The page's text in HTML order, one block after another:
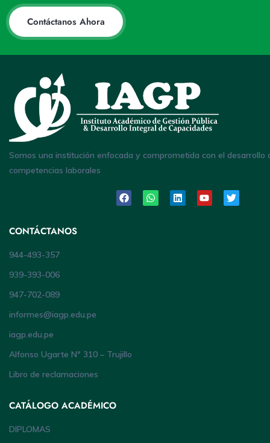
Contáctanos Ahora
Somos una institución enfocada y comprometida con el desarrollo
competencias laborales
CONTÁCTANOS
944-493-357
939-393-006
947-702-089
informes@iagp.edu.pe
iagp.edu.pe
Alfonso Ugarte Nº 310 – Trujillo
Libro de reclamaciones
CATÁLOGO ACADÉMICO
DIPLOMAS